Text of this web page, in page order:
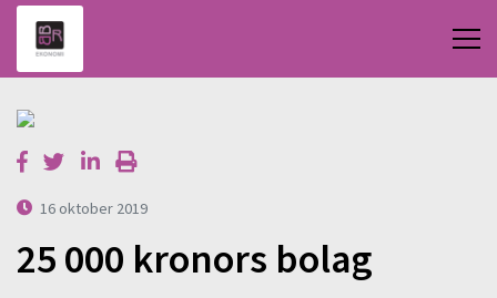
16 oktober 2019
25 000 kronors bolag